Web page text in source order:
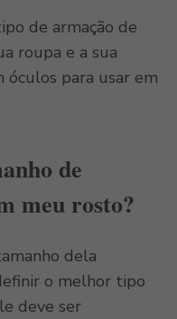
de armação de
roupa e a sua
para usar em
de
meu rosto?
dela
o melhor tipo
deve ser